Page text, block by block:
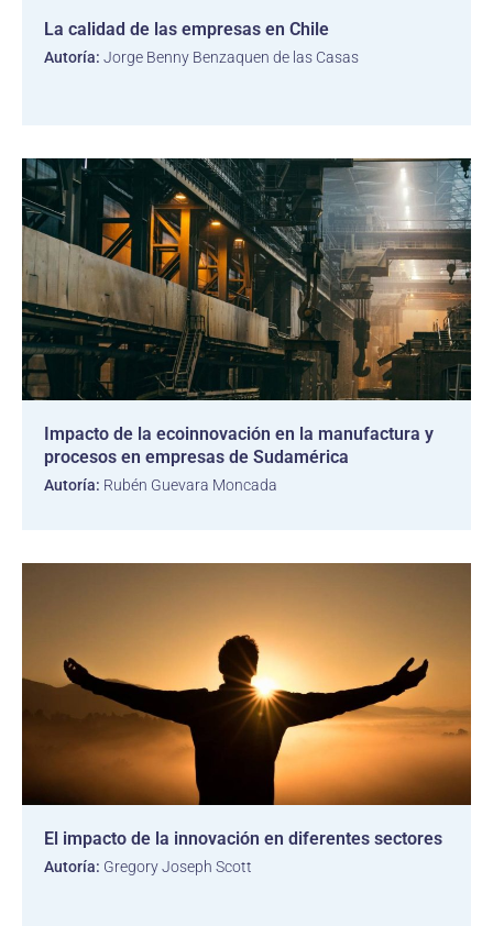
La calidad de las empresas en Chile
Autoría: Jorge Benny Benzaquen de las Casas
Impacto de la ecoinnovación en la manufactura y
procesos en empresas de Sudamérica
Autoría: Rubén Guevara Moncada
El impacto de la innovación en diferentes sectores
Autoría: Gregory Joseph Scott